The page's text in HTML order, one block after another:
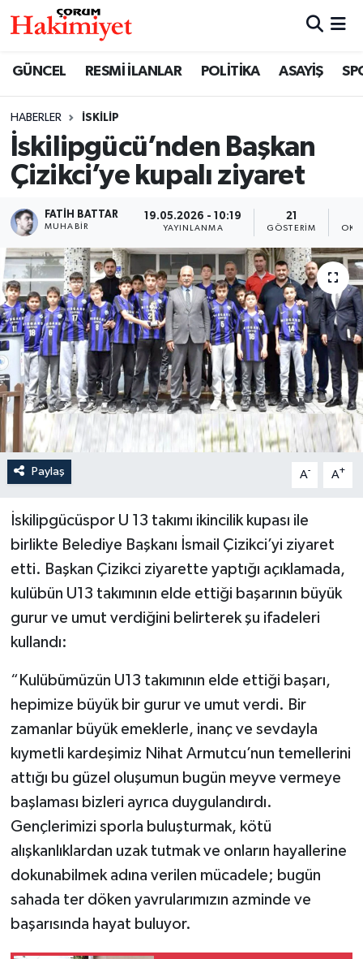
GÜNCEL RESMİ İLANLAR POLİTİKA ASAYİŞ
HABERLER İSKILIP
İskilipgücü’nden Başkan
Çizikci’ye kupalı ziyaret
FATIH BATTAR
MUHABIR
19.05.2026 - 10:19
YAYINLANMA
21
GÖSTERIM
Paylaş A- A+
İskilipgücüspor U 13 takımı ikincilik kupası ile
birlikte Belediye Başkanı İsmail Çizikci’yi ziyaret
etti. Başkan Çizikci ziyarette yaptığı açıklamada,
kulübün U13 takımının elde ettiği başarının büyük
gurur ve umut verdiğini belirterek şu ifadeleri
kullandı:
“Kulübümüzün U13 takımının elde ettiği başarı,
hepimize büyük bir gurur ve umut verdi. Bir
zamanlar büyük emeklerle, inanç ve sevdayla
kıymetli kardeşimiz Nihat Armutcu’nun temellerini
attığı bu güzel oluşumun bugün meyve vermeye
başlaması bizleri ayrıca duygulandırdı.
Gençlerimizi sporla buluşturmak, kötü
alışkanlıklardan uzak tutmak ve onların hayallerine
dokunabilmek adına verilen mücadele; bugün
sahada ter döken yavrularımızın azminde ve
başarısında hayat buluyor.
SAĞLIK
ASAYİŞ
EKONOMİ
GÜNCEL
AKTÜEL
EĞİTİM
İLÇELER
OTOPARK
TEKNOLOJİ
Nöbetçi Eczaneler
Çorum Namaz Vakitleri
Trafik Durumu
Süper Lig Puan Durumu ve Fikstür
Tüm Manşetler
Son Dakika Haberleri
Haber Arşivi